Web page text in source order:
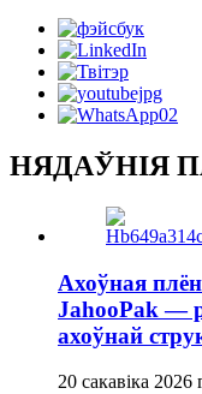
НЯДАЎНІЯ
Ахоўная
JahooPak —
ахоўнай
20 сакавіка 2026